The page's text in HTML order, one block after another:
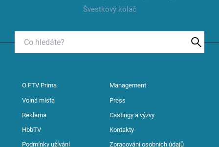
Švestkový koláč
O FTV Prima Management
Volná místa Press
Reklama Castingy a výzvy
HbbTV Kontakty
Podmínky užívání Zpracování osobních údajů